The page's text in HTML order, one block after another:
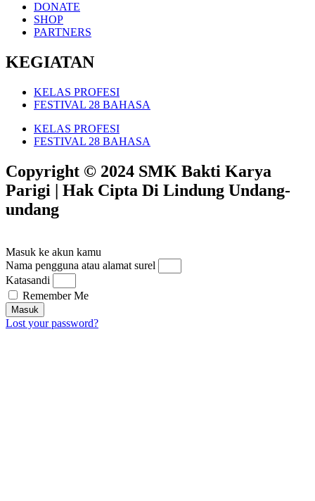
DONATE
SHOP
PARTNERS
KEGIATAN
KELAS PROFESI
FESTIVAL 28 BAHASA
KELAS PROFESI
FESTIVAL 28 BAHASA
Copyright © 2024 SMK Bakti Karya
Parigi | Hak Cipta Di Lindung Undang-
undang​
Masuk ke akun kamu
Nama pengguna atau alamat surel
Katasandi
Remember Me
Masuk
Lost your password?